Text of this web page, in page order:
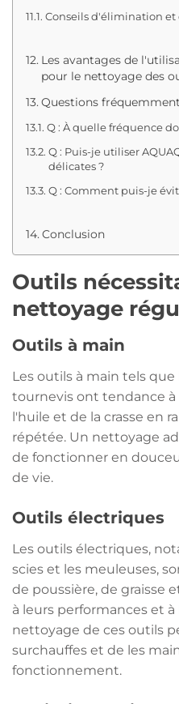
Conseils d'élimination et
Les avantages de
pour le nettoyage des
Questions
Q : À quelle fréquence
Q : Puis-je utiliser
délicates ?
Q : Comment puis-je
Conclusion
Outils
nettoyage
Outils à main
Les outils à main tels que
tournevis ont tendance à
l'huile et de la crasse en
répétée. Un nettoyage
de fonctionner en
de vie.
Outils électriques
Les outils électriques,
scies et les meuleuses,
de poussière, de graisse
à leurs performances et à
nettoyage de ces outils
surchauffes et de les
fonctionnement.